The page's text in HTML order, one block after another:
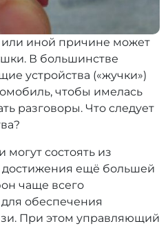
иной причине может
В большинстве
устройства («жучки»)
чтобы имелась
разговоры. Что следует
состоять из
достижения ещё большей
чаще всего
обеспечения
При этом управляющий